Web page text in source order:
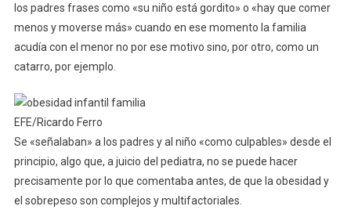
los padres frases como «su niño está gordito» o «hay que comer
menos y moverse más» cuando en ese momento la familia
acudía con el menor no por ese motivo sino, por otro, como un
catarro, por ejemplo.
EFE/Ricardo Ferro
Se «señalaban» a los padres y al niño «como culpables» desde el
principio, algo que, a juicio del pediatra, no se puede hacer
precisamente por lo que comentaba antes, de que la obesidad y
el sobrepeso son complejos y multifactoriales.